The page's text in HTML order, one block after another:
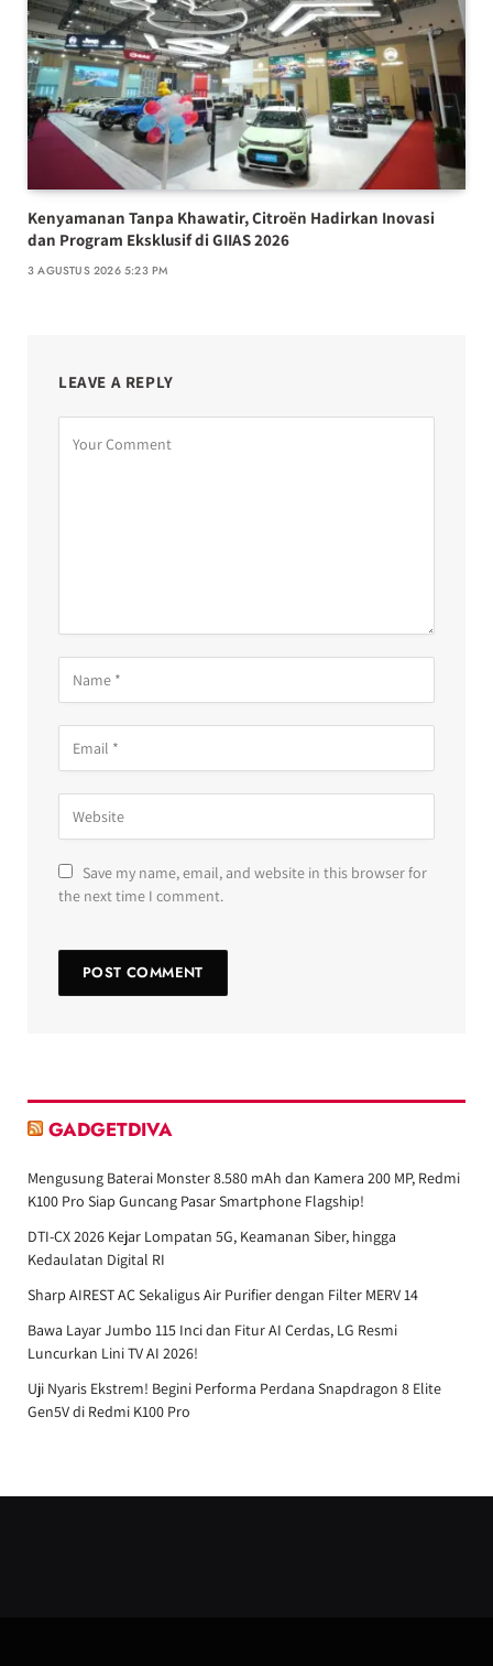
Kenyamanan Tanpa Khawatir, Citroën Hadirkan Inovasi
dan Program Eksklusif di GIIAS 2026
3 AGUSTUS 2026 5:23 PM
LEAVE A REPLY
Save my name, email, and website in this browser for
the next time I comment.
GADGETDIVA
Mengusung Baterai Monster 8.580 mAh dan Kamera 200 MP, Redmi
K100 Pro Siap Guncang Pasar Smartphone Flagship!
DTI-CX 2026 Kejar Lompatan 5G, Keamanan Siber, hingga
Kedaulatan Digital RI
Sharp AIREST AC Sekaligus Air Purifier dengan Filter MERV 14
Bawa Layar Jumbo 115 Inci dan Fitur AI Cerdas, LG Resmi
Luncurkan Lini TV AI 2026!
Uji Nyaris Ekstrem! Begini Performa Perdana Snapdragon 8 Elite
Gen5V di Redmi K100 Pro